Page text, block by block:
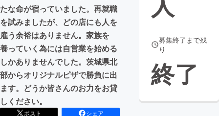
たな命が宿っていました。再就職
を試みましたが、どの店にも人を
雇う余裕はありません。家族を
養っていく為には自営業を始める
しかありませんでした。茨城県北
部からオリジナルピザで勝負に出
ます。どうか皆さんのお力をお貸
しください。
ポスト
シェア
募集終了まで残
り
終了